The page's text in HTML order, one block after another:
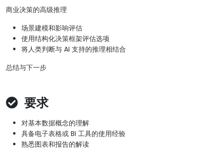
商业决策的高级推理
场景建模和影响评估
使用结构化决策框架评估选项
将人类判断与 AI 支持的推理相结合
总结与下一步
要求
对基本数据概念的理解
具备电子表格或 BI 工具的使用经验
熟悉图表和报告的解读